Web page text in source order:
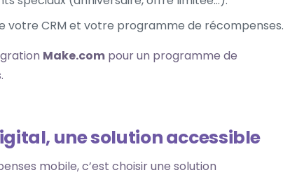
votre CRM et votre programme de récompenses.
Make.com pour un programme de
une solution accessible
mobile, c’est choisir une solution